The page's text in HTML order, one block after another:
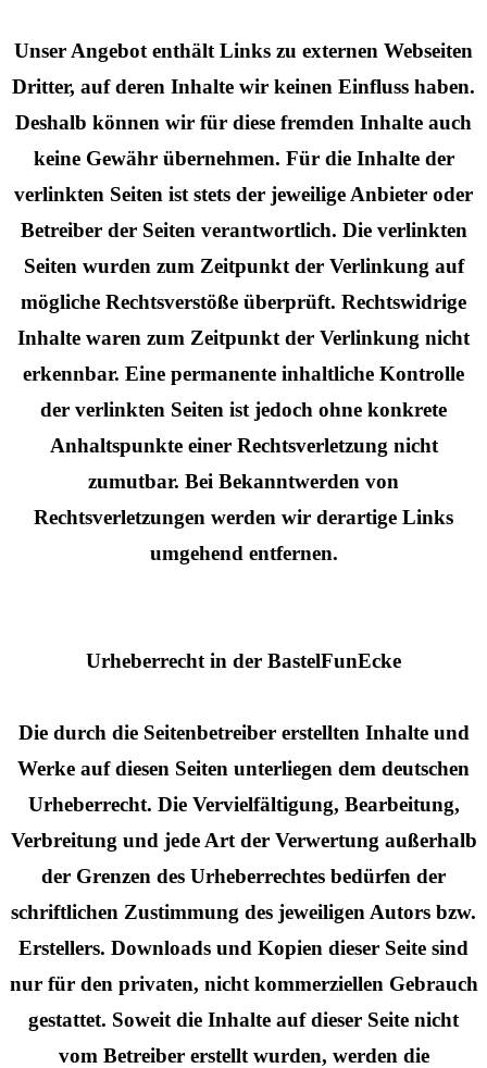
Unser Angebot enthält Links zu externen Webseiten
Dritter, auf deren Inhalte wir keinen Einfluss haben.
Deshalb können wir für diese fremden Inhalte auch
keine Gewähr übernehmen. Für die Inhalte der
verlinkten Seiten ist stets der jeweilige Anbieter oder
Betreiber der Seiten verantwortlich. Die verlinkten
Seiten wurden zum Zeitpunkt der Verlinkung auf
mögliche Rechtsverstöße überprüft. Rechtswidrige
Inhalte waren zum Zeitpunkt der Verlinkung nicht
erkennbar. Eine permanente inhaltliche Kontrolle
der verlinkten Seiten ist jedoch ohne konkrete
Anhaltspunkte einer Rechtsverletzung nicht
zumutbar. Bei Bekanntwerden von
Rechtsverletzungen werden wir derartige Links
umgehend entfernen.
Urheberrecht in der BastelFunEcke
Die durch die Seitenbetreiber erstellten Inhalte und
Werke auf diesen Seiten unterliegen dem deutschen
Urheberrecht. Die Vervielfältigung, Bearbeitung,
Verbreitung und jede Art der Verwertung außerhalb
der Grenzen des Urheberrechtes bedürfen der
schriftlichen Zustimmung des jeweiligen Autors bzw.
Erstellers. Downloads und Kopien dieser Seite sind
nur für den privaten, nicht kommerziellen Gebrauch
gestattet. Soweit die Inhalte auf dieser Seite nicht
vom Betreiber erstellt wurden, werden die